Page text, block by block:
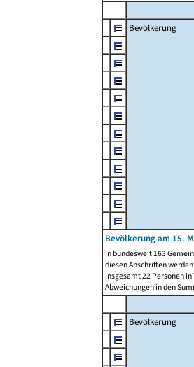
Bevölkerung
Bevölkerung am 15.
In bundesweit 163
diesen Anschriften
insgesamt 22 Personen
Abweichungen in den
Bevölkerung